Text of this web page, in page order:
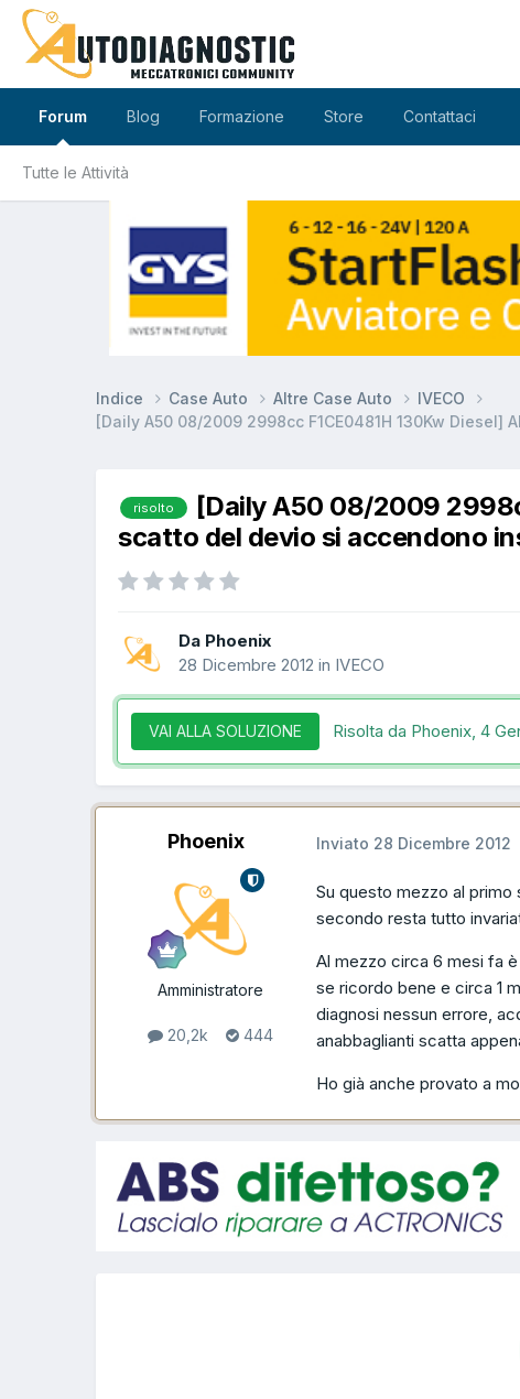
Forum
Tutte le Attività
Blog Formazione Store Contattaci
Indice Case Auto Altre Case Auto
IVECO
[Daily A50 08/2009 2998cc F1CE0481H 130Kw
risolto
[Daily A50 08/2009
scatto del devio si accendono
Da Phoenix
28 Dicembre 2012 in IVECO
VAI ALLA SOLUZIONE Risolta da Phoenix, 4
Phoenix
Amministratore
20,2k 444
Inviato 28 Dicembre 2012
Su questo mezzo al
secondo resta tutto
Al mezzo circa 6 mesi fa
se ricordo bene e circa 1
diagnosi nessun errore,
anabbaglianti scatta
Ho già anche provato a